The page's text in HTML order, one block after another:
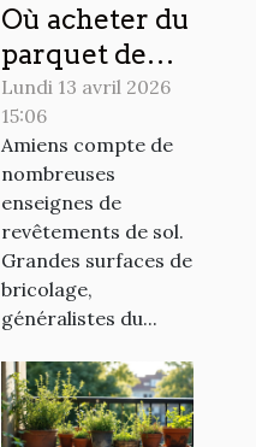
Où acheter du
parquet de
qualité à
Amiens ?
Lundi 13 avril 2026
15:06
Amiens compte de
nombreuses
enseignes de
revêtements de sol.
Grandes surfaces de
bricolage,
généralistes du...